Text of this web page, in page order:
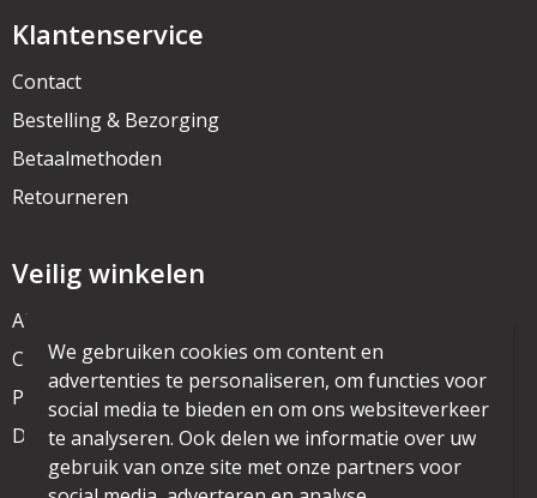
Klantenservice
Contact
Bestelling & Bezorging
Betaalmethoden
Retourneren
Veilig winkelen
Algemene voorwaarden
Cookieverklaring
Privacyverklaring
Disclaimer
We gebruiken cookies om content en
advertenties te personaliseren, om functies voor
social media te bieden en om ons websiteverkeer
te analyseren. Ook delen we informatie over uw
gebruik van onze site met onze partners voor